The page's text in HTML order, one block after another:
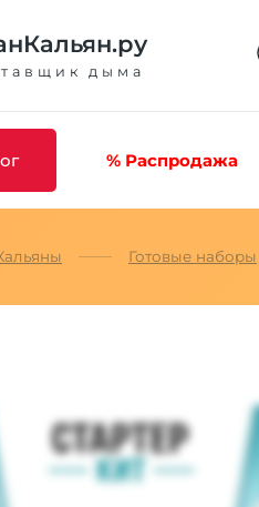
дыма
% Распродажа
Готовые наборы